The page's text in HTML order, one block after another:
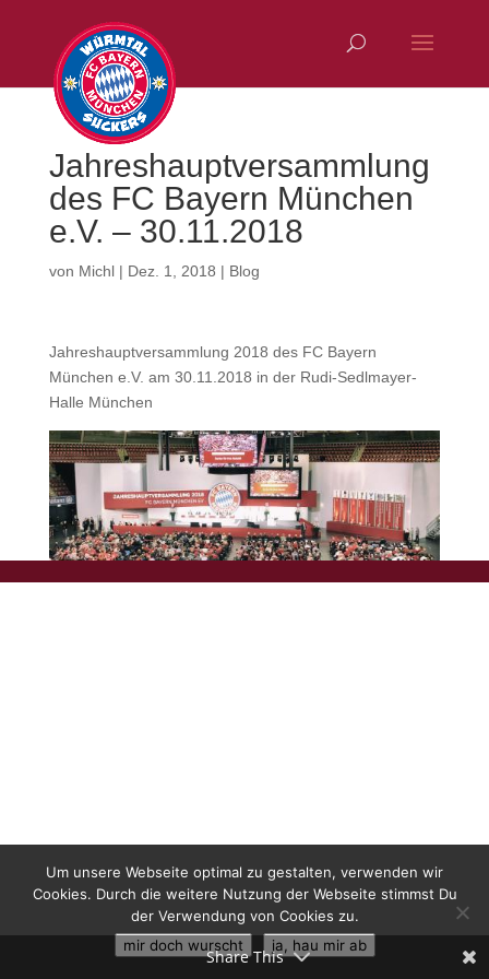
Jahreshauptversammlung
des FC Bayern München
e.V. – 30.11.2018
von Michl| Dez. 1, 2018 | Blog
Jahreshauptversammlung 2018 des FC Bayern
München e.V. am 30.11.2018 in der Rudi-Sedlmayer-
Halle München
Share This
Um unsere Webseite optimal zu gestalten, verwenden wir
Cookies. Durch die weitere Nutzung der Webseite stimmst Du
der Verwendung von Cookies zu.
mir doch wurscht
ja, hau mir ab